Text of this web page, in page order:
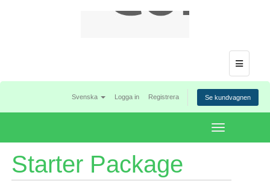
Menu
Svenska Logga in Registrera Se kundvagnen
Toggle
navigation
Starter Package